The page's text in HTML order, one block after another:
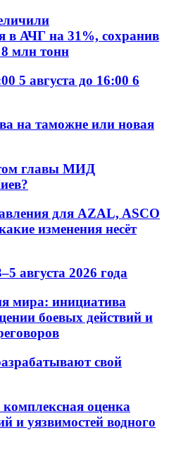
в АЧГ на 31%, сохранив
млн тонн
5 августа до 16:00 6
на таможне или новая
главы МИД
для AZAL, ASCO
изменения несёт
августа 2026 года
мира: инициатива
боевых действий и
свой
оценка
и уязвимостей водного